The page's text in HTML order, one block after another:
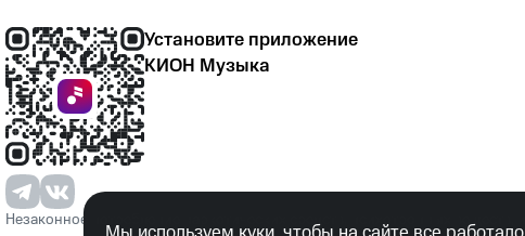
Установите приложение
КИОН Музыка
Незаконное потребление наркотических средств, психотропных